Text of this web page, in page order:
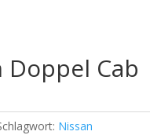
Doppel Cab
Nissan